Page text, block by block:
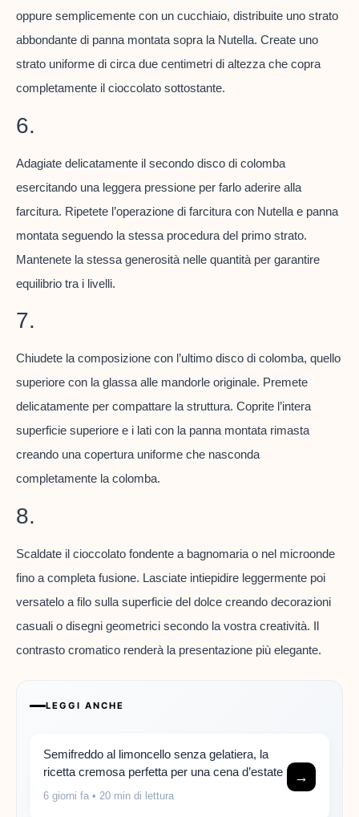
oppure semplicemente con un cucchiaio, distribuite uno strato
abbondante di panna montata sopra la Nutella. Create uno
strato uniforme di circa due centimetri di altezza che copra
completamente il cioccolato sottostante.
6.
Adagiate delicatamente il secondo disco di colomba
esercitando una leggera pressione per farlo aderire alla
farcitura. Ripetete l’operazione di farcitura con Nutella e panna
montata seguendo la stessa procedura del primo strato.
Mantenete la stessa generosità nelle quantità per garantire
equilibrio tra i livelli.
7.
Chiudete la composizione con l’ultimo disco di colomba, quello
superiore con la glassa alle mandorle originale. Premete
delicatamente per compattare la struttura. Coprite l’intera
superficie superiore e i lati con la panna montata rimasta
creando una copertura uniforme che nasconda
completamente la colomba.
8.
Scaldate il cioccolato fondente a bagnomaria o nel microonde
fino a completa fusione. Lasciate intiepidire leggermente poi
versatelo a filo sulla superficie del dolce creando decorazioni
casuali o disegni geometrici secondo la vostra creatività. Il
contrasto cromatico renderà la presentazione più elegante.
LEGGI ANCHE
Semifreddo al limoncello senza gelatiera, la
ricetta cremosa perfetta per una cena d’estate
6 giorni fa • 20 min di lettura
→